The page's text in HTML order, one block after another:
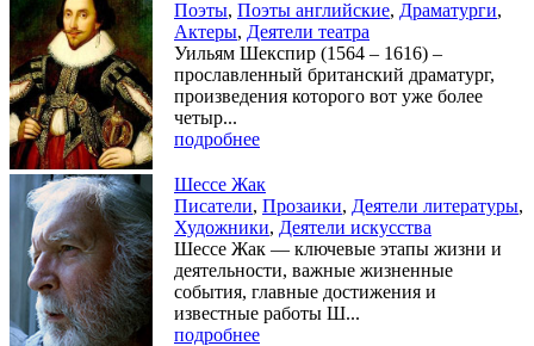
Поэты, Поэты английские, Драматурги,
Актеры, Деятели театра
Уильям Шекспир (1564 – 1616) –
прославленный британский драматург,
произведения которого вот уже более
четыр...
подробнее
Шессе Жак
Писатели, Прозаики, Деятели литературы,
Художники, Деятели искусства
Шессе Жак — ключевые этапы жизни и
деятельности, важные жизненные
события, главные достижения и
известные работы Ш...
подробнее